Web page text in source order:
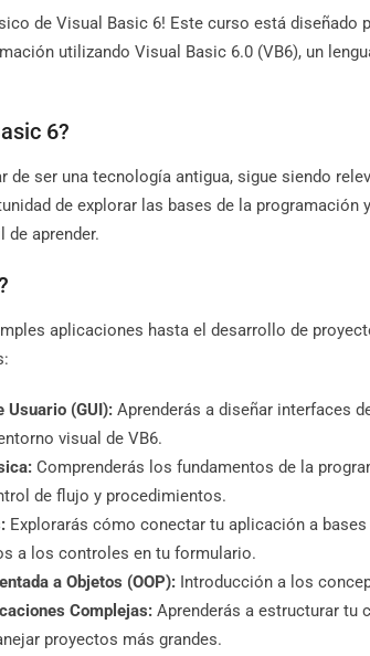
de Visual Basic 6! Este curso está diseñado
utilizando Visual Basic 6.0 (VB6), un
6?
de ser una tecnología antigua, sigue siendo
de explorar las bases de la
de aprender.
aplicaciones hasta el desarrollo de
Usuario (GUI): Aprenderás a diseñar interfaces
visual de VB6.
Comprenderás los fundamentos de la
de flujo y procedimientos.
Explorarás cómo conectar tu aplicación a
a los controles en tu formulario.
a Objetos (OOP): Introducción a los
Complejas: Aprenderás a estructurar tu
proyectos más grandes.